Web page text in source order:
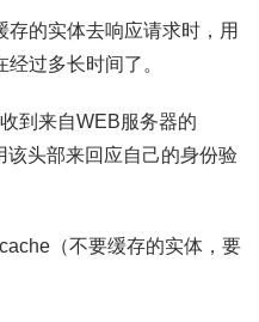
存的实体去响应请求时，用
过多长时间了。
到来自WEB服务器的
头部来回应自己的身份验
（不要缓存的实体，要